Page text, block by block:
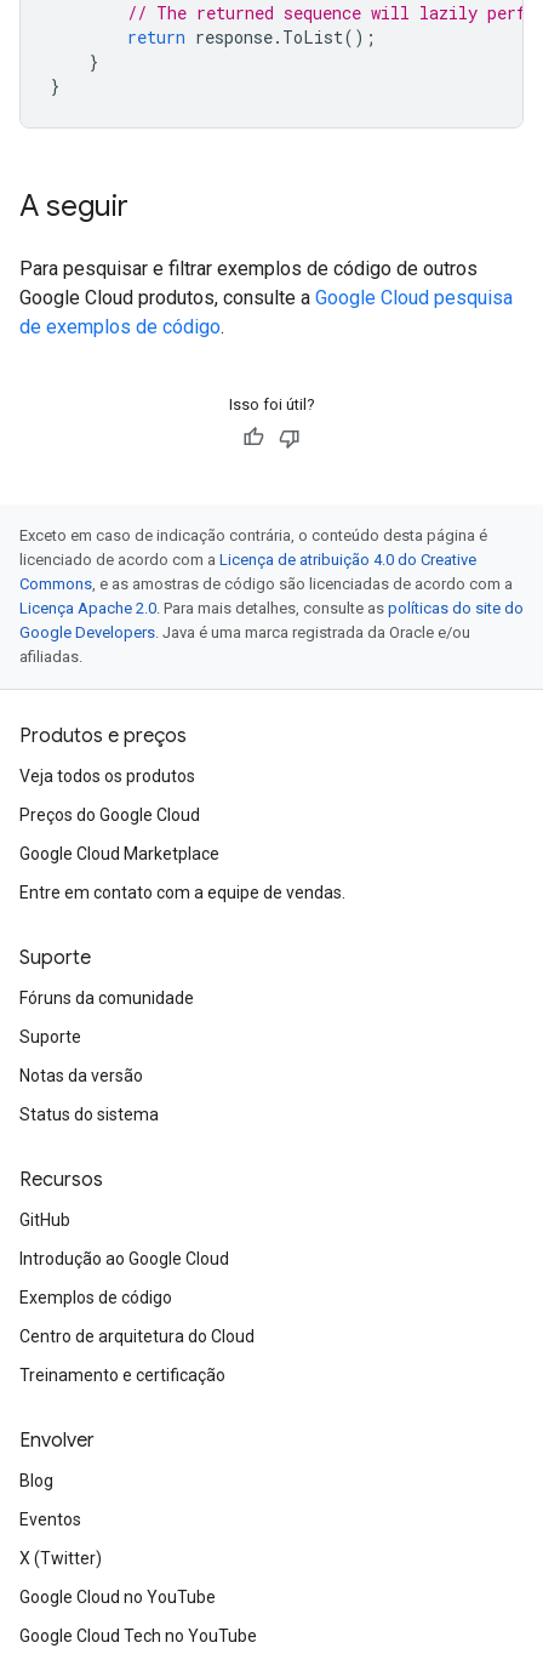
// The returned sequence will lazily
return response. ToList();
}
}
A seguir
Para pesquisar e filtrar exemplos de código de outros
Google Cloud produtos, consulte a Google Cloud pesquisa
de exemplos de código.
Isso foi útil?
Exceto em caso de indicação contrária, o conteúdo desta página é
licenciado de acordo com a Licença de atribuição 4.0 do Creative
Commons, e as amostras de código são licenciadas de acordo com a
Licença Apache 2.0. Para mais detalhes, consulte as políticas do site do
Google Developers. Java é uma marca registrada da Oracle e/ou
afiliadas.
Produtos e preços
Veja todos os produtos
Preços do Google Cloud
Google Cloud Marketplace
Entre em contato com a equipe de vendas.
Suporte
Fóruns da comunidade
Suporte
Notas da versão
Status do sistema
Recursos
GitHub
Introdução ao Google Cloud
Exemplos de código
Centro de arquitetura do Cloud
Treinamento e certificação
Envolver
Blog
Eventos
X (Twitter)
Google Cloud no YouTube
Google Cloud Tech no YouTube